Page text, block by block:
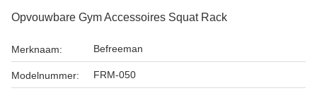
Opvouwbare Gym Accessoires Squat Rack
Merknaam: Befreeman
Modelnummer: FRM-050